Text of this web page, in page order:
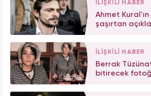
İLİŞKİLİ HABER
Ahmet
şaşırtan
İLİŞKİLİ HABER
Berrak
bitirecek